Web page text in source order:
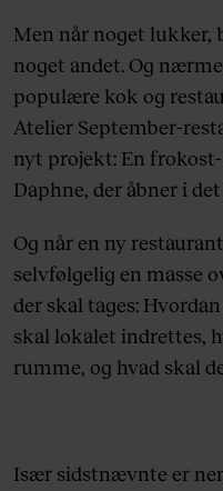
Men når noget lukker,
noget andet. Og
populære kok og
Atelier September-
nyt projekt: En
Daphne, der åbner i
Og når en ny
selvfølgelig en masse
der skal tages:
skal lokalet indrettes,
rumme, og hvad skal
Især sidstnævnte er